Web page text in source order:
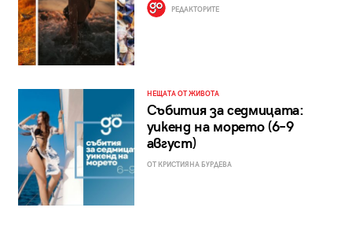
РЕДАКТОРИТЕ
НЕЩАТА ОТ ЖИВОТА
Събития за седмицата:
уикенд на морето (6–9
август)
ОТ КРИСТИЯНА БУРДЕВА